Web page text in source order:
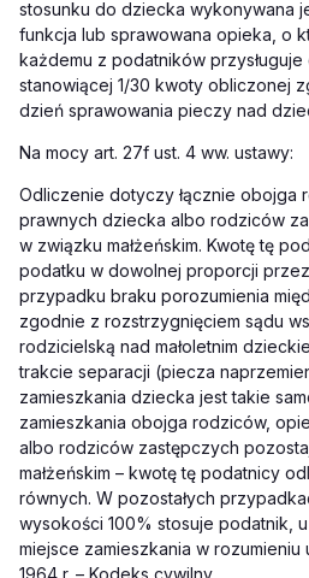
stosunku do dziecka wykonywana
funkcja lub sprawowana opieka, o
każdemu z podatników
stanowiącej 1/30 kwoty obliczonej
dzień sprawowania pieczy nad
Na mocy art. 27f ust. 4 ww. ustawy:
Odliczenie dotyczy łącznie obojga
prawnych dziecka albo rodziców
w związku małżeńskim. Kwotę tę
podatku w dowolnej proporcji
przypadku braku porozumienia
zgodnie z rozstrzygnięciem sądu
rodzicielską nad małoletnim
trakcie separacji (piecza
zamieszkania dziecka jest takie
zamieszkania obojga rodziców,
albo rodziców zastępczych
małżeńskim – kwotę tę podatnicy
równych. W pozostałych
wysokości 100% stosuje podatnik,
miejsce zamieszkania w rozumieniu